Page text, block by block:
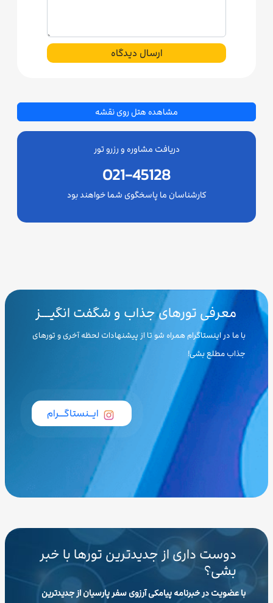
ارسال دیدگاه
مشاهده هتل روی نقشه
دریافت مشاوره و رزرو تور
021-45128
کارشناسان ما پاسخگوی شما خواهند بود
معرفی تورهای جذاب و شگفت انگیـــز
با ما در اینستاگرام همراه شو تا از پیشنهادات لحظه آخری و تورهای
جذاب مطلع بشی!
ایــنستاگـــرام
دوست داری از جدیدترین تورها با خبر
بشی؟
با عضویت در خبرنامه پیامکی آرزوی سفر پارسیان از جدیدترین